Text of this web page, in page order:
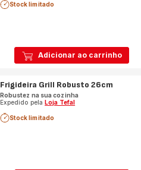
Adicionar ao carrinho
Stock limitado
Frigideira Grill Robusto 26cm
Robustez na sua cozinha
Expedido pela Loja Tefal
Stock limitado